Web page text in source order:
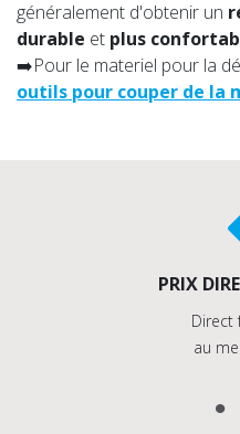
généralement d'obtenir un
durable et plus
➡️Pour le materiel pour la
outils pour couper de la
PRIX
Direct
au